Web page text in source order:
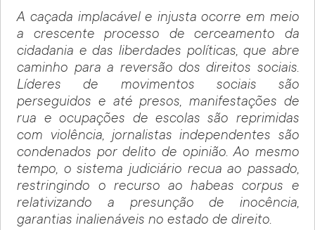
A caçada implacável e injusta ocorre em meio
a crescente processo de cerceamento da
cidadania e das liberdades políticas, que abre
caminho para a reversão dos direitos sociais.
Líderes de movimentos sociais são
perseguidos e até presos, manifestações de
rua e ocupações de escolas são reprimidas
com violência, jornalistas independentes são
condenados por delito de opinião. Ao mesmo
tempo, o sistema judiciário recua ao passado,
restringindo o recurso ao habeas corpus e
relativizando a presunção de inocência,
garantias inalienáveis no estado de direito.